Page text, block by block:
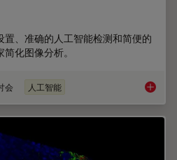
、准确的人工智能检测和简便的
化图像分析。
会 人工智能 利用人